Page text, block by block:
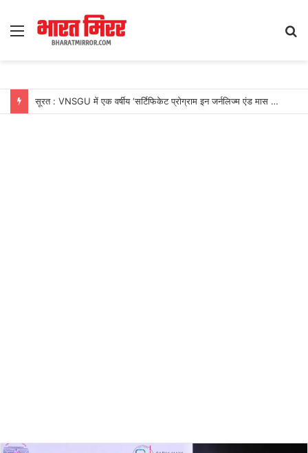
Menu
सूरत : VNSGU में एक वर्षीय ‘सर्टिफिकेट प्रोग्राम इन जर्नलिज्म एंड मास कम्युनिकेशन’ का शुभारंभ